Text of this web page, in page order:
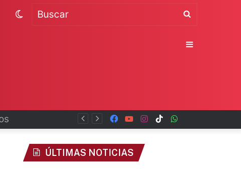
TikTok
Instagram
YouTube
Facebook
Switch
ÚLTIMAS NOTICIAS